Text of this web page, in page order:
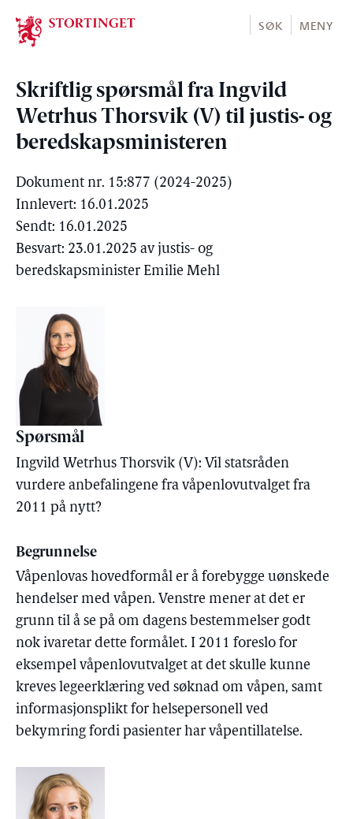
Stortinget.no
SØK MENY
Skriftlig spørsmål fra Ingvild
Wetrhus Thorsvik (V) til justis- og
beredskapsministeren
Dokument nr. 15:877 (2024-2025)
Innlevert: 16.01.2025
Sendt: 16.01.2025
Besvart: 23.01.2025 av justis- og
beredskapsminister Emilie Mehl
Spørsmål
Ingvild Wetrhus Thorsvik (V): Vil statsråden
vurdere anbefalingene fra våpenlovutvalget fra
2011 på nytt?
Begrunnelse
Våpenlovas hovedformål er å forebygge uønskede
hendelser med våpen. Venstre mener at det er
grunn til å se på om dagens bestemmelser godt
nok ivaretar dette formålet. I 2011 foreslo for
eksempel våpenlovutvalget at det skulle kunne
kreves legeerklæring ved søknad om våpen, samt
informasjonsplikt for helsepersonell ved
bekymring fordi pasienter har våpentillatelse.